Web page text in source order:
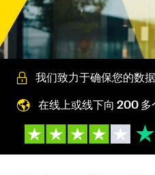
我们致力于确保您的数
在线上或线下向 200 多